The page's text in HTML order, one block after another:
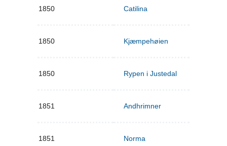
1850 Catilina
1850 Kjæmpehøien
1850 Rypen i Justedal
1851 Andhrimner
1851 Norma